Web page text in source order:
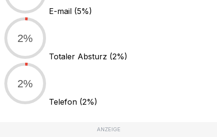
E-mail (5%)
2%
Totaler Absturz (2%)
2%
Telefon (2%)
ANZEIGE